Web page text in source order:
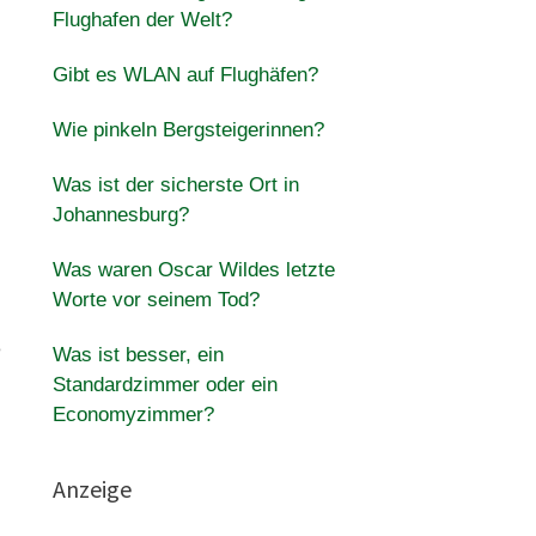
Flughafen der Welt?
Gibt es WLAN auf Flughäfen?
Wie pinkeln Bergsteigerinnen?
Was ist der sicherste Ort in
Johannesburg?
Was waren Oscar Wildes letzte
Worte vor seinem Tod?
Was ist besser, ein
Standardzimmer oder ein
Economyzimmer?
Anzeige